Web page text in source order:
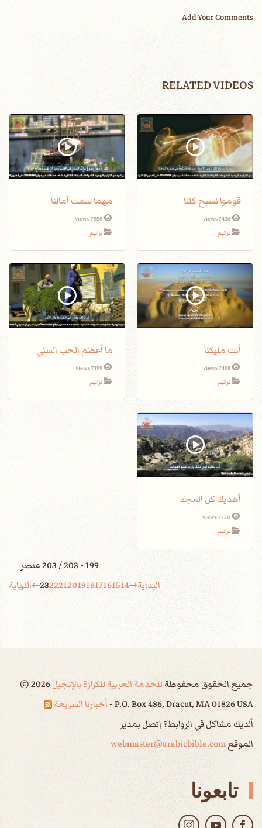
Add Your Comments
RELATED VIDEOS
قوموا نسبح كلنا
7436 views
ترانيم
مهما سمت آمالنا
7558 views
ترانيم
أنت مليكنا
7498 views
ترانيم
ما أعظم الحب السني
7199 views
ترانيم
أهديك كل المجد
7750 views
ترانيم
199 - 203 / 203 عنصر
البداية
14
15
16
17
18
19
20
21
22
23 النهاية
جميع الحقوق محفوظةللخدمة العربية للكرازة بالإنجيل ©2026
P.O. Box 486, Dracut, MA 01826 USA - أخبارنا السريعة
ألديك مشاكل في الروابط؟ إتصل بمدير
الموقعwebmaster@arabicbible.com
تابعونا